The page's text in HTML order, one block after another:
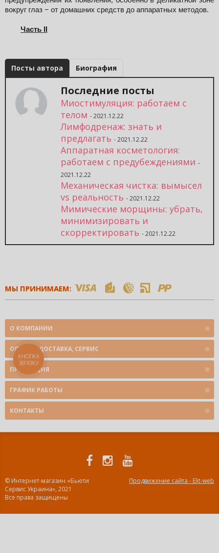
вокруг глаз − от домашних средств до аппаратных методов.
Часть II
Посты автора Биография
Последние посты
Миостимуляция: работаем с
телом - 2021.12.22
Лимфодренаж: знать и
предлагать - 2021.12.22
Аппаратная косметология:
работаем с предубеждениями -
2021.12.22
Механическая чистка: вымысел
vs реальность - 2021.12.22
Мимические морщины: убрать,
минимизировать и
скорректировать - 2021.12.22
МЫ ПРИНИМАЕМ:
О КОМПАНИИ
ОПЛАТА, ДОСТАВКА, СЕРВИС
ПРОДУКЦИЯ
ГРАФИК РАБОТЫ
КОНТАКТЫ
© Интернет-магазин «Бьюти
Сервис Украина», 2021
Все права защищены
Продвижение сайта - Elit-web
КНОПКА
ЗВ'ЯЗКУ